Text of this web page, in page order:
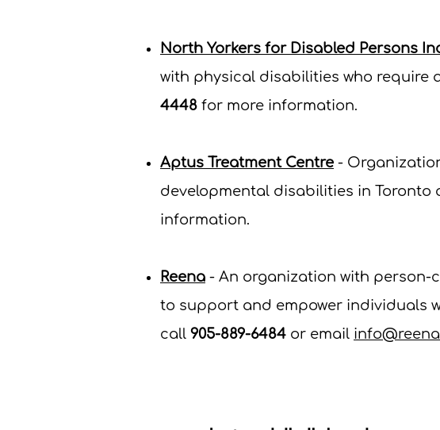
North Yorkers for Disabled Persons
with physical disabilities who require
4448 for more information.
Aptus Treatment Centre -
developmental disabilities in Toronto
information.
Reena - An organization with
to support and empower individuals
call 905-889-6484 or email